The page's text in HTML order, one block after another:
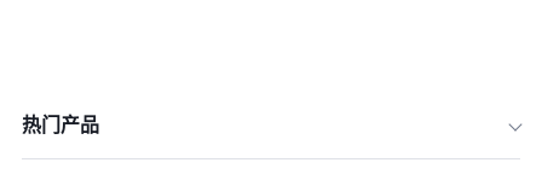
热门产品